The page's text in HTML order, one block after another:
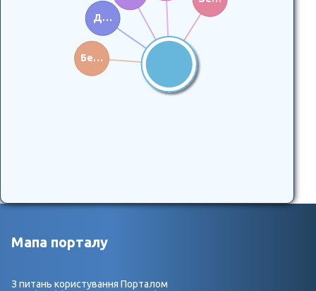
Д…
Бе…
Мапа порталу
З питань користування Порталом